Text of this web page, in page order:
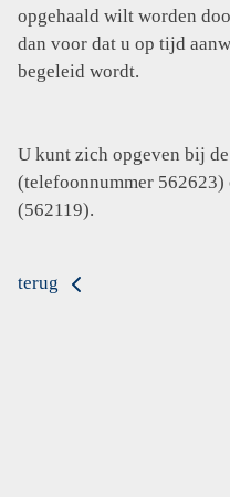
opgehaald wilt worden
dan voor dat u op tijd
begeleid wordt.
U kunt zich opgeven bij
(telefoonnummer
(562119).
terug